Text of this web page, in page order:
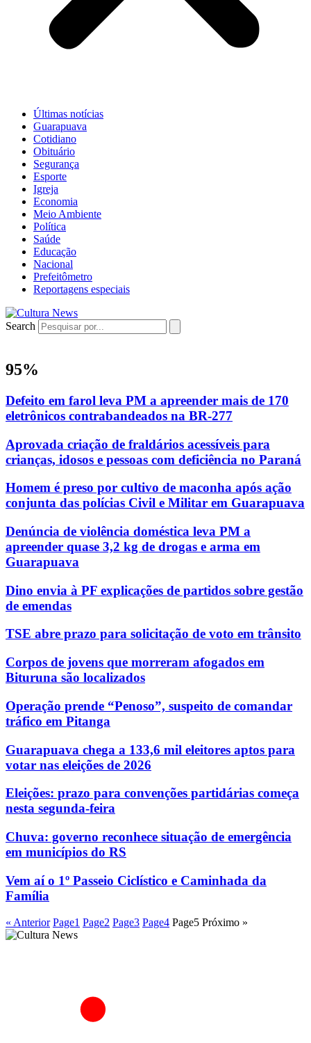
Últimas notícias
Guarapuava
Cotidiano
Obituário
Segurança
Esporte
Igreja
Economia
Meio Ambiente
Política
Saúde
Educação
Nacional
Prefeitômetro
Reportagens especiais
Search
95%
Defeito em farol leva PM a apreender mais de 170
eletrônicos contrabandeados na BR-277
Aprovada criação de fraldários acessíveis para
crianças, idosos e pessoas com deficiência no Paraná
Homem é preso por cultivo de maconha após ação
conjunta das polícias Civil e Militar em Guarapuava
Denúncia de violência doméstica leva PM a
apreender quase 3,2 kg de drogas e arma em
Guarapuava
Dino envia à PF explicações de partidos sobre gestão
de emendas
TSE abre prazo para solicitação de voto em trânsito
Corpos de jovens que morreram afogados em
Bituruna são localizados
Operação prende “Penoso”, suspeito de comandar
tráfico em Pitanga
Guarapuava chega a 133,6 mil eleitores aptos para
votar nas eleições de 2026
Eleições: prazo para convenções partidárias começa
nesta segunda-feira
Chuva: governo reconhece situação de emergência
em municípios do RS
Vem aí o 1º Passeio Ciclístico e Caminhada da
Família
« Anterior Page1 Page2 Page3 Page4 Page5 Próximo »